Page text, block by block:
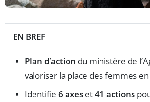
EN BREF
Plan d’action du ministère de
valoriser la place des femmes
Identifie 6 axes et41 actions